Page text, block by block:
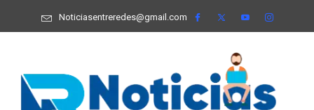
Noticiasentreredes@gmail.com